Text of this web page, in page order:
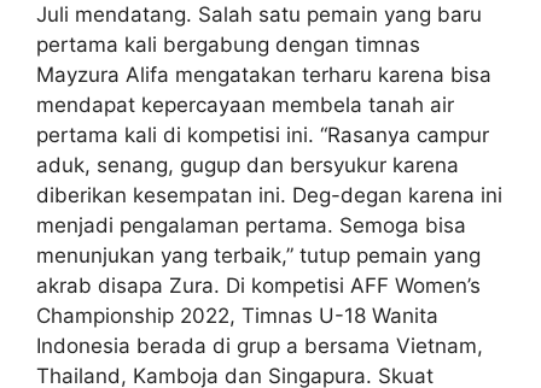
Juli mendatang. Salah satu pemain yang baru
pertama kali bergabung dengan timnas
Mayzura Alifa mengatakan terharu karena bisa
mendapat kepercayaan membela tanah air
pertama kali di kompetisi ini. “Rasanya campur
aduk, senang, gugup dan bersyukur karena
diberikan kesempatan ini. Deg-degan karena ini
menjadi pengalaman pertama. Semoga bisa
menunjukan yang terbaik,” tutup pemain yang
akrab disapa Zura. Di kompetisi AFF Women’s
Championship 2022, Timnas U-18 Wanita
Indonesia berada di grup a bersama Vietnam,
Thailand, Kamboja dan Singapura. Skuat